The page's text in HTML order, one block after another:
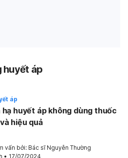
huyết áp
áp
huyết áp không dùng thuốc
hiệu quả
vấn bởi: Bác sĩ Nguyễn Thường
• 17/07/2024